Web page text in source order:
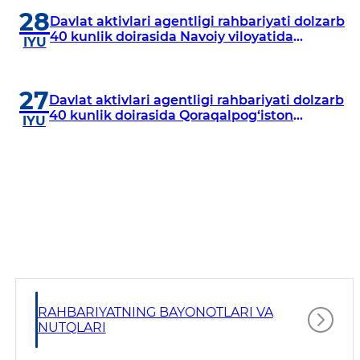
28
IYU
Davlat aktivlari agentligi rahbariyati dolzarb
40 kunlik doirasida Navoiy viloyatida
27
IYU
Davlat aktivlari agentligi rahbariyati dolzarb
40 kunlik doirasida Qoraqalpog‘iston
RAHBARIYATNING BAYONOTLARI VA
NUTQLARI